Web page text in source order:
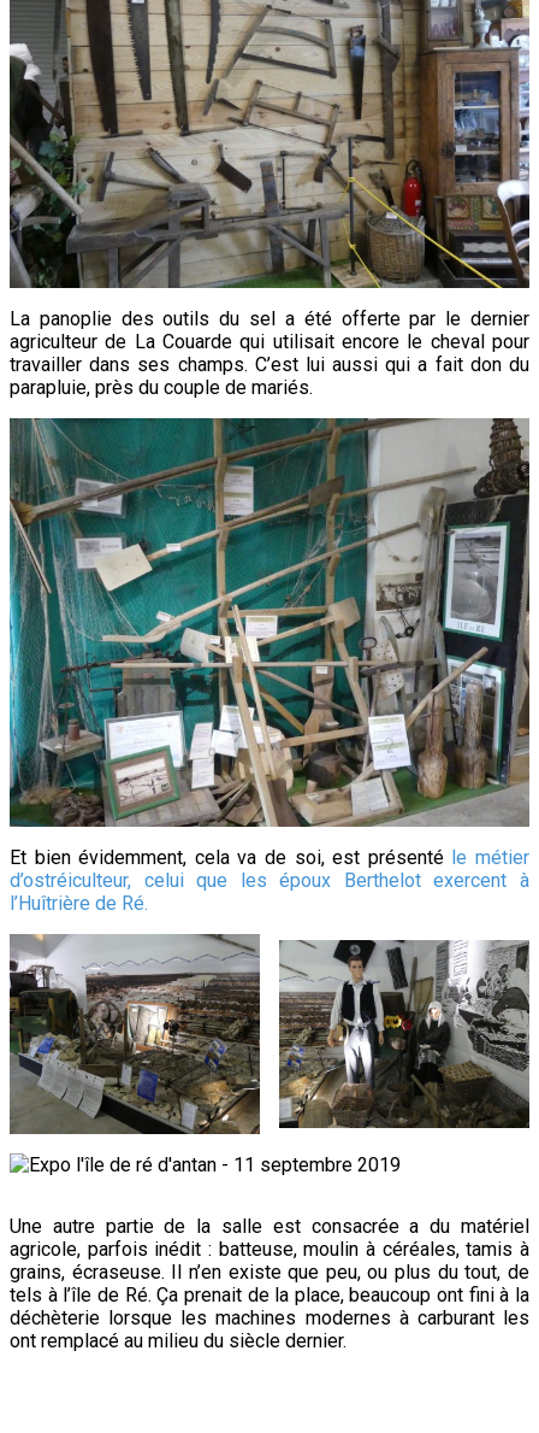
La panoplie des outils du sel a été offerte par le dernier
agriculteur de La Couarde qui utilisait encore le cheval pour
travailler dans ses champs. C’est lui aussi qui a fait don du
parapluie, près du couple de mariés.
Et bien évidemment, cela va de soi, est présenté le métier
d’ostréiculteur, celui que les époux Berthelot exercent à
l’Huîtrière de Ré.
Une autre partie de la salle est consacrée a du matériel
agricole, parfois inédit : batteuse, moulin à céréales, tamis à
grains, écraseuse. Il n’en existe que peu, ou plus du tout, de
tels à l’île de Ré. Ça prenait de la place, beaucoup ont fini à la
déchèterie lorsque les machines modernes à carburant les
ont remplacé au milieu du siècle dernier.